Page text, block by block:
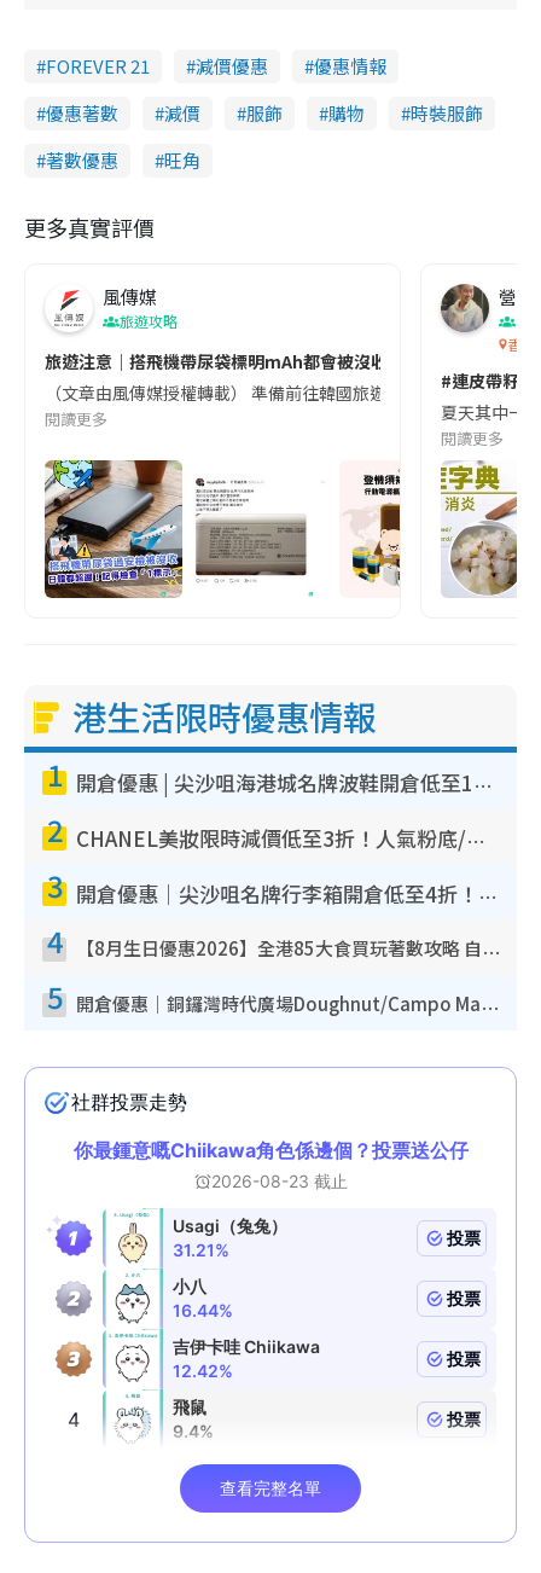
FOREVER 21 減價優惠
優惠情報
優惠著數
減價 服飾 購物
時裝服飾
著數優惠
旺角
更多真實評價
風傳媒
旅遊攻略
旅遊注意｜搭飛機帶尿袋標明mAh都會被沒收😱出發前切記檢查
（文章由風傳媒授權轉載） 準備前往韓國旅遊的民眾，近期要
閱讀更多
營養
香港
#連皮帶籽
夏天其中一
閱讀更多
港生活限時優惠情報
1 開倉優惠 | 尖沙咀海港城名牌波鞋開倉低至1折！On鞋$899起／Joy&Peace鞋履$98起
2 CHANEL美妝限時減價低至3折！人氣粉底/唇膏/精華液低至$275！COCO香水都有平
3 開倉優惠｜尖沙咀名牌行李箱開倉低至4折！一連5日 American Tourister/ace./Hallmark $200起！
4 【8月生日優惠2026】全港85大食買玩著數攻略 自助餐/火鍋放題同行免費＋誠品/DONKI送現金券
5 開倉優惠｜銅鑼灣時代廣場Doughnut/Campo Marzio開倉低至1折！背囊、書包、手袋劈價$200起